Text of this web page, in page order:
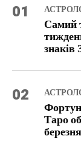
01
Самий
знаків
02
Таро
березня